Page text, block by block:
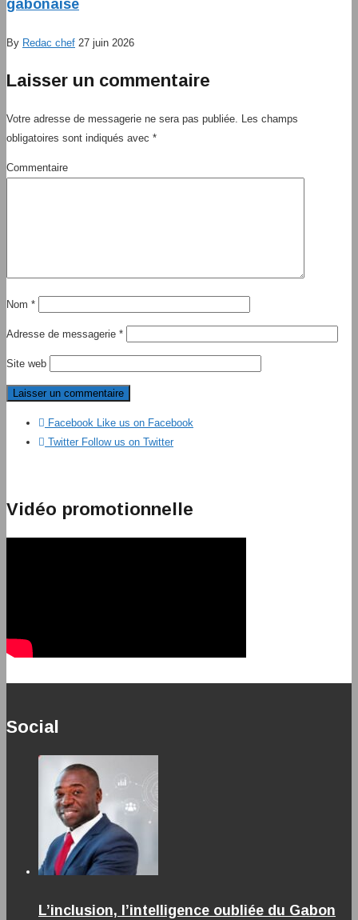
gabonaise
By Redac chef 27 juin 2026
Laisser un commentaire
Votre adresse de messagerie ne sera pas publiée. Les champs
obligatoires sont indiqués avec *
Commentaire
Nom *
Adresse de messagerie *
Site web
Facebook Like us on Facebook
Twitter Follow us on Twitter
Vidéo promotionnelle
Social
L’inclusion, l’intelligence oubliée du Gabon